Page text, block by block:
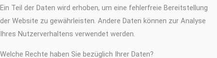
Ein Teil der Daten wird erhoben, um eine fehlerfreie Bereitstellung
der Website zu gewährleisten. Andere Daten können zur Analyse
Ihres Nutzerverhaltens verwendet werden.
Welche Rechte haben Sie bezüglich Ihrer Daten?